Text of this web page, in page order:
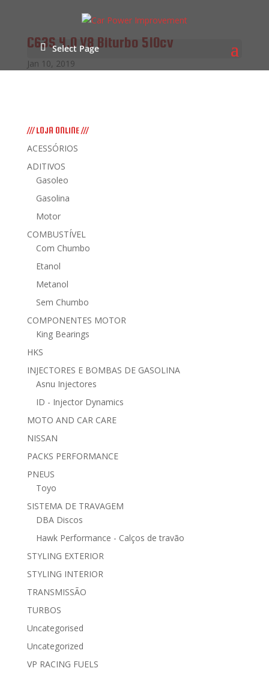
Select Page
C63S 4.0 V8 Biturbo 510cv
Jan 10, 2019
/// LOJA ONLINE ///
ACESSÓRIOS
ADITIVOS
Gasoleo
Gasolina
Motor
COMBUSTÍVEL
Com Chumbo
Etanol
Metanol
Sem Chumbo
COMPONENTES MOTOR
King Bearings
HKS
INJECTORES E BOMBAS DE GASOLINA
Asnu Injectores
ID - Injector Dynamics
MOTO AND CAR CARE
NISSAN
PACKS PERFORMANCE
PNEUS
Toyo
SISTEMA DE TRAVAGEM
DBA Discos
Hawk Performance - Calços de travão
STYLING EXTERIOR
STYLING INTERIOR
TRANSMISSÃO
TURBOS
Uncategorised
Uncategorized
VP RACING FUELS